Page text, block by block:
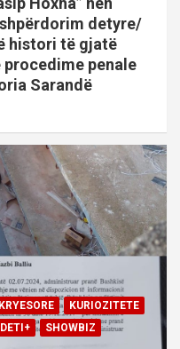
detyre/
histori të gjatë
penale
Sarandë
KRYESORE
KURIOZITETE
SHOWBIZ